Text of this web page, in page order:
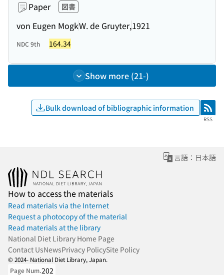
Paper 図書
von Eugen MogkW. de Gruyter,1921
NDC 9th 164.34
Show more (21-)
Bulk download of bibliographic information RSS
RSS
言語：日本語
How to access the materials
Read materials via the Internet
Request a photocopy of the material
Read materials at the library
National Diet Library Home Page
Contact UsNewsPrivacy PolicySite Policy
© 2024- National Diet Library, Japan.
Page Num.202